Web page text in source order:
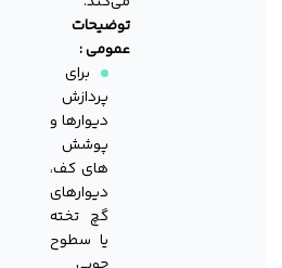
توضیحات
عمومی :
برای
پردازش
دیوارها و
پوشش
های کف،
دیوارهای
گچ تخته
یا سطوح